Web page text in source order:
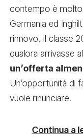
contempo è molto
Germania ed
rinnovo, il classe
qualora arrivasse
un’offerta
Un’opportunità di
vuole rinunciare.
Continua a